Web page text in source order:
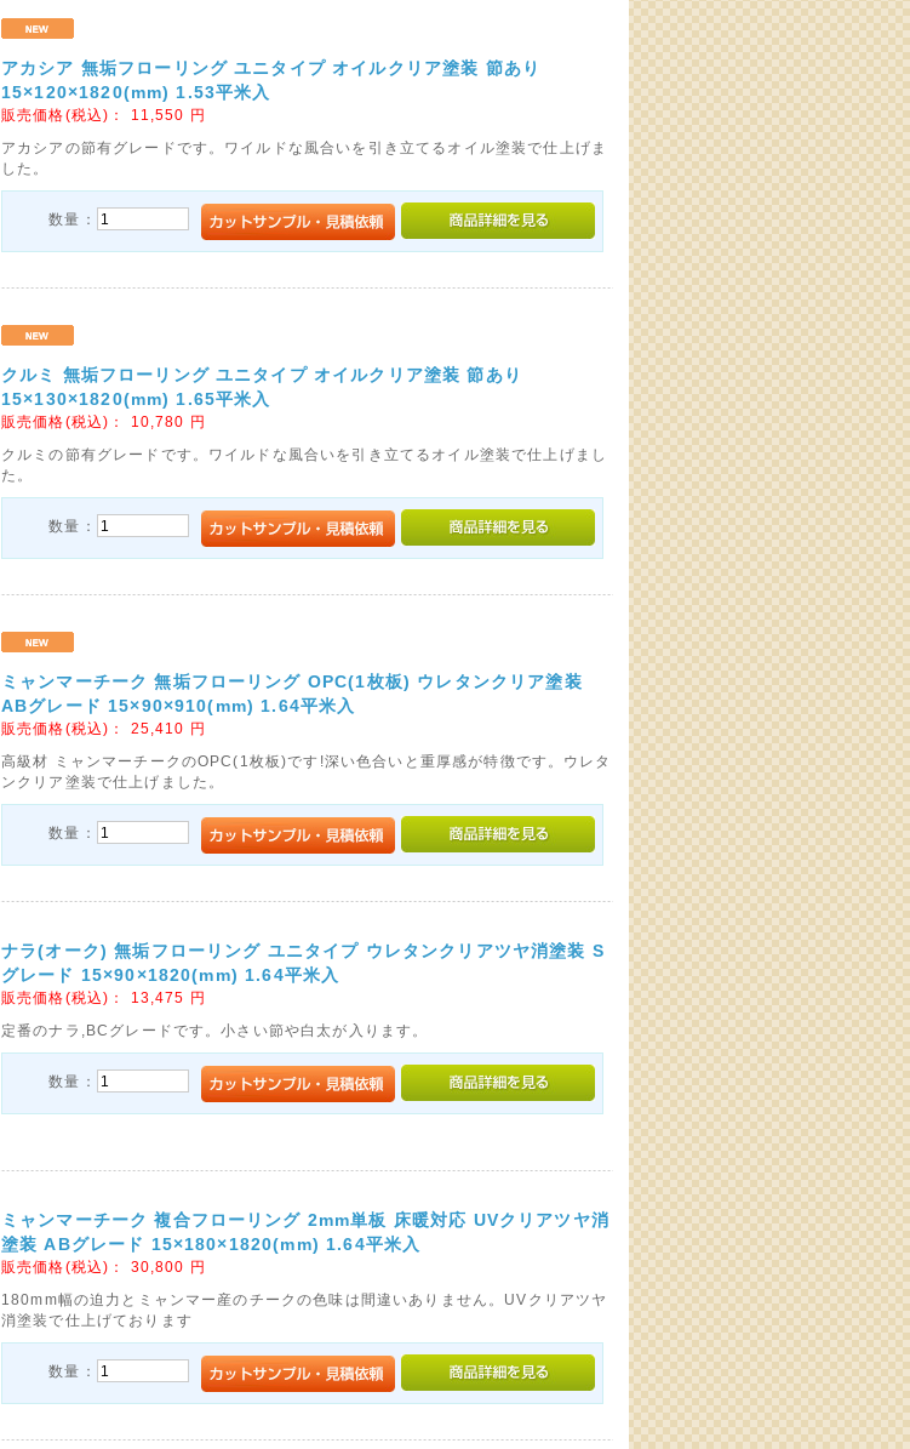
アカシア 無垢フローリング ユニタイプ オイルクリア塗装 節あり
15×120×1820(mm) 1.53平米入
販売価格(税込)： 11,550 円
アカシアの節有グレードです。ワイルドな風合いを引き立てるオイル塗装で仕上げま
した。
数量：
クルミ 無垢フローリング ユニタイプ オイルクリア塗装 節あり
15×130×1820(mm) 1.65平米入
販売価格(税込)： 10,780 円
クルミの節有グレードです。ワイルドな風合いを引き立てるオイル塗装で仕上げまし
た。
数量：
ミャンマーチーク 無垢フローリング OPC(1枚板) ウレタンクリア塗装
ABグレード 15×90×910(mm) 1.64平米入
販売価格(税込)： 25,410 円
高級材 ミャンマーチークのOPC(1枚板)です!深い色合いと重厚感が特徴です。ウレタ
ンクリア塗装で仕上げました。
数量：
ナラ(オーク) 無垢フローリング ユニタイプ ウレタンクリアツヤ消塗装 S
グレード 15×90×1820(mm) 1.64平米入
販売価格(税込)： 13,475 円
定番のナラ,BCグレードです。小さい節や白太が入ります。
数量：
ミャンマーチーク 複合フローリング 2mm単板 床暖対応 UVクリアツヤ消
塗装 ABグレード 15×180×1820(mm) 1.64平米入
販売価格(税込)： 30,800 円
180mm幅の迫力とミャンマー産のチークの色味は間違いありません。UVクリアツヤ
消塗装で仕上げております
数量：